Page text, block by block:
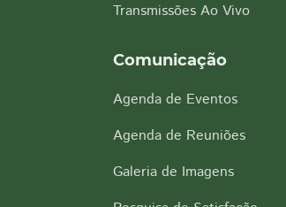
Transmissões Ao Vivo
Comunicação
Agenda de Eventos
Agenda de Reuniões
Galeria de Imagens